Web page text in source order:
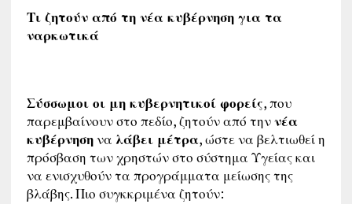
Τι ζητούν από τη νέα κυβέρνηση για τα
ναρκωτικά
Σύσσωμοι οι μη κυβερνητικοί φορείς, που
παρεμβαίνουν στο πεδίο, ζητούν από τηννέα
κυβέρνησηνα λάβει μέτρα, ώστε να βελτιωθεί η
πρόσβαση των χρηστών στο σύστημα Υγείας και
να ενισχυθούν τα προγράμματα μείωσης της
βλάβης. Πιο συγκκριμένα ζητούν: